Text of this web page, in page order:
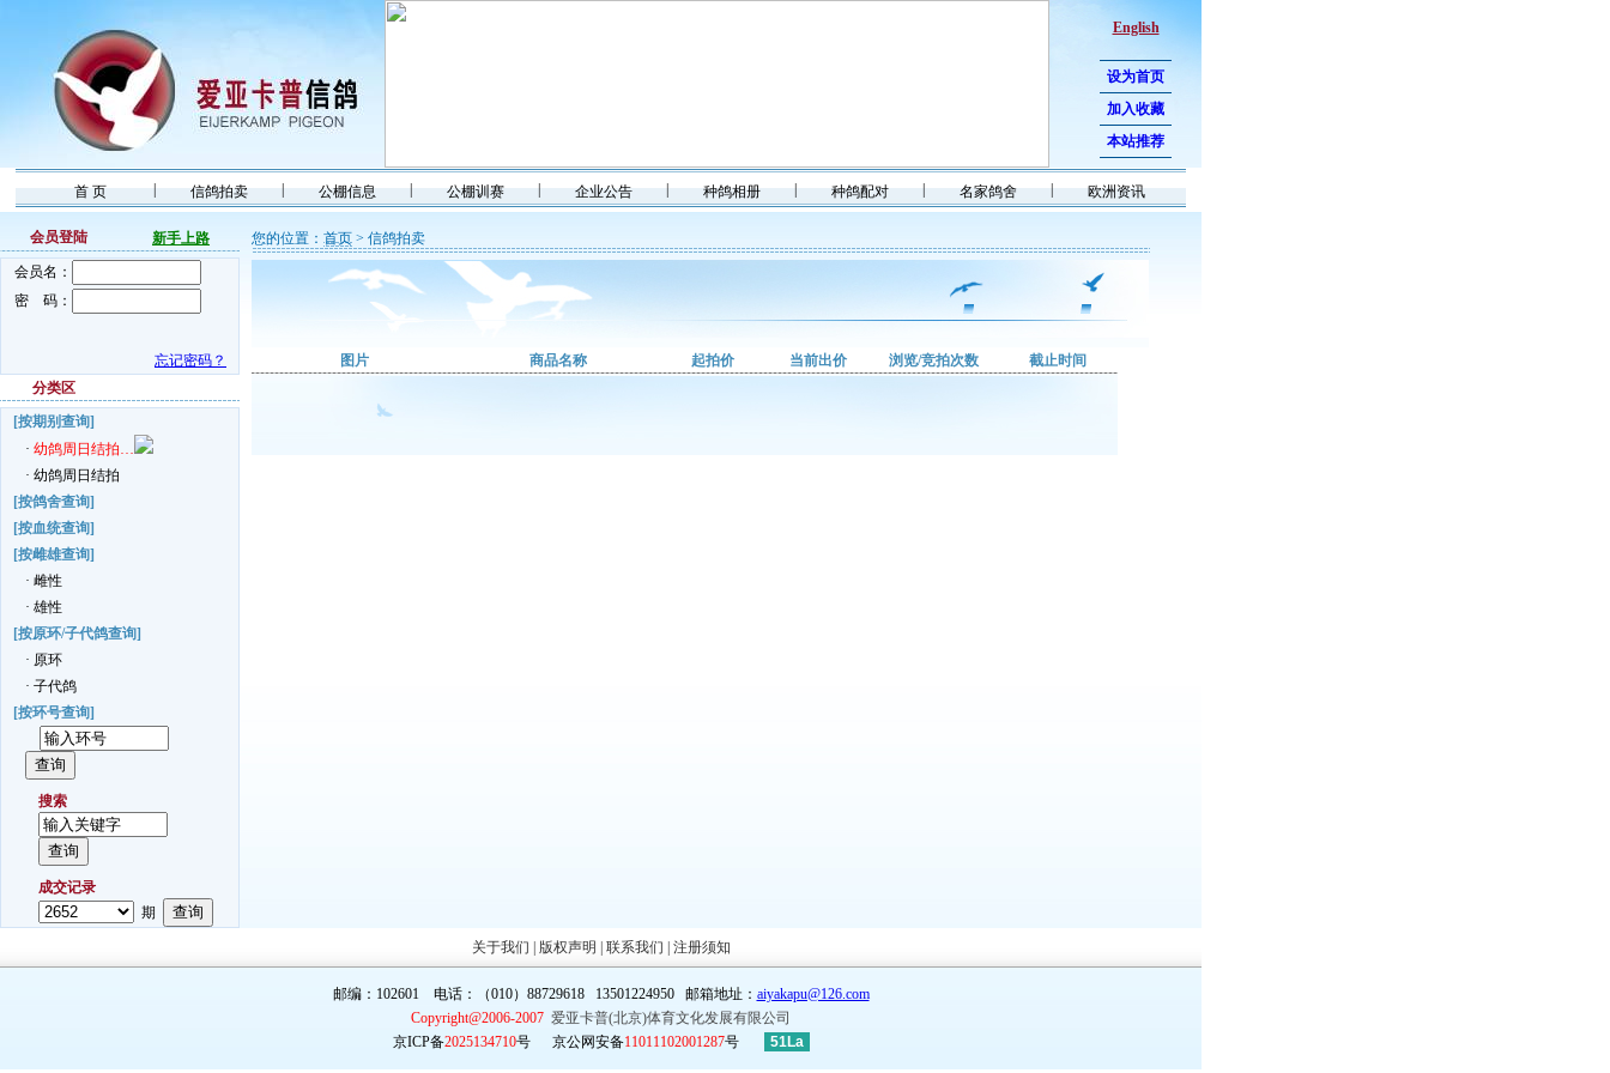
English
设为首页
加入收藏
本站推荐
首 页 信鸽拍卖 公棚信息 公棚训赛 企业公告 种鸽相册 种鸽配对 名家鸽舍 欧洲资讯
会员登陆
新手上路
会员名：
密 码：
忘记密码？
分类区
[按期别查询]
· 幼鸽周日结拍…
· 幼鸽周日结拍
[按鸽舍查询]
[按血统查询]
[按雌雄查询]
· 雌性
· 雄性
[按原环/子代鸽查询]
· 原环
· 子代鸽
[按环号查询]
搜索
成交记录
期
您的位置： 首页 > 信鸽拍卖
图片 商品名称 起拍价 当前出价 浏览/竞拍次数 截止时间
关于我们 版权声明 联系我们 注册须知
邮编：102601 电话：（010）88729618 13501224950 邮箱地址： aiyakapu@126.com
Copyright@2006-2007 爱亚卡普(北京)体育文化发展有限公司
京ICP备2025134710号 京公网安备11011102001287号 51La